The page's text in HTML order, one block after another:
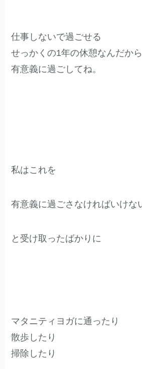
仕事しないで過ごせる
せっかくの1年の休憩なんだから
有意義に過ごしてね。
私はこれを
有意義に過ごさなければいけな
と受け取ったばかりに
マタニティヨガに通ったり
散歩したり
掃除したり